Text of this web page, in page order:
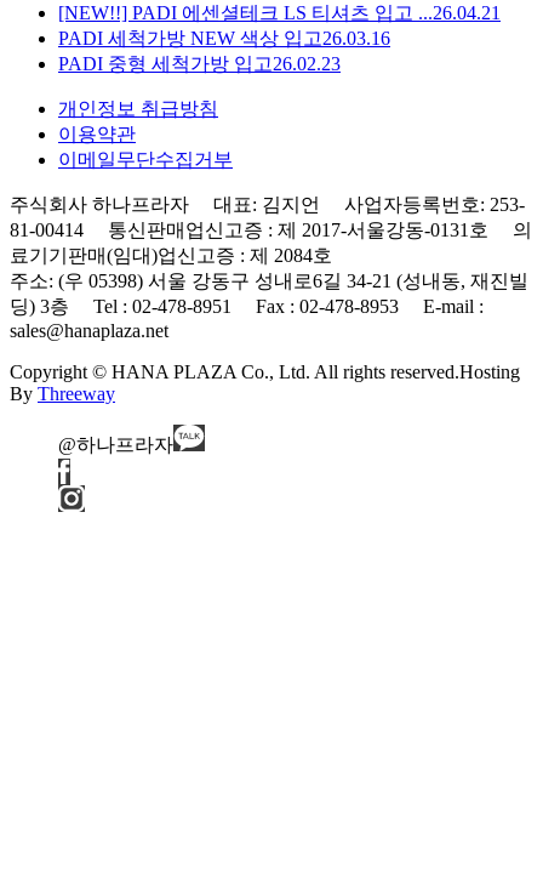
[NEW!!] PADI 에센셜테크 LS 티셔츠 입고 ...26.04.21
PADI 세척가방 NEW 색상 입고26.03.16
PADI 중형 세척가방 입고26.02.23
개인정보 취급방침
이용약관
이메일무단수집거부
주식회사 하나프라자 대표: 김지언 사업자등록번호: 253-
81-00414 통신판매업신고증 : 제 2017-서울강동-0131호 의
료기기판매(임대)업신고증 : 제 2084호
주소: (우 05398) 서울 강동구 성내로6길 34-21 (성내동, 재진빌
딩) 3층 Tel : 02-478-8951 Fax : 02-478-8953 E-mail :
sales@hanaplaza.net
Copyright © HANA PLAZA Co., Ltd. All rights reserved.Hosting
By Threeway
@하나프라자